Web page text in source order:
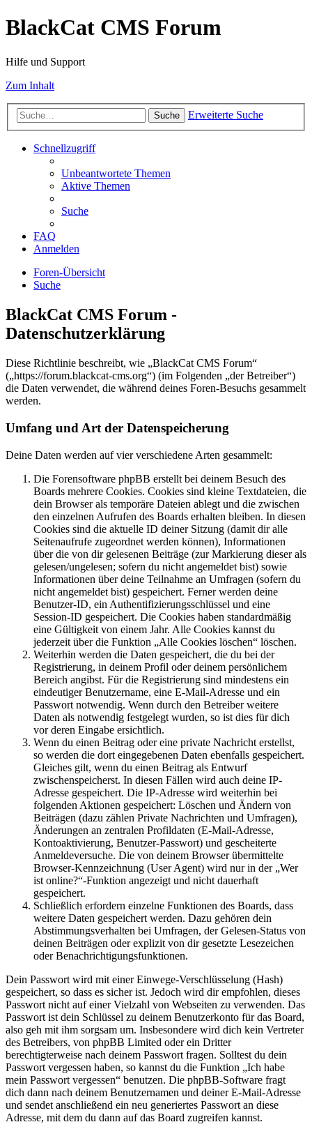
BlackCat CMS Forum
Hilfe und Support
Zum Inhalt
Suche Erweiterte Suche
Schnellzugriff
Unbeantwortete Themen
Aktive Themen
Suche
FAQ
Anmelden
Foren-Übersicht
Suche
BlackCat CMS Forum -
Datenschutzerklärung
Diese Richtlinie beschreibt, wie „BlackCat CMS Forum“
(„https://forum.blackcat-cms.org“) (im Folgenden „der Betreiber“)
die Daten verwendet, die während deines Foren-Besuchs gesammelt
werden.
Umfang und Art der Datenspeicherung
Deine Daten werden auf vier verschiedene Arten gesammelt:
Die Forensoftware phpBB erstellt bei deinem Besuch des
Boards mehrere Cookies. Cookies sind kleine Textdateien, die
dein Browser als temporäre Dateien ablegt und die zwischen
den einzelnen Aufrufen des Boards erhalten bleiben. In diesen
Cookies sind die aktuelle ID deiner Sitzung (damit dir alle
Seitenaufrufe zugeordnet werden können), Informationen
über die von dir gelesenen Beiträge (zur Markierung dieser als
gelesen/ungelesen; sofern du nicht angemeldet bist) sowie
Informationen über deine Teilnahme an Umfragen (sofern du
nicht angemeldet bist) gespeichert. Ferner werden deine
Benutzer-ID, ein Authentifizierungsschlüssel und eine
Session-ID gespeichert. Die Cookies haben standardmäßig
eine Gültigkeit von einem Jahr. Alle Cookies kannst du
jederzeit über die Funktion „Alle Cookies löschen“ löschen.
Weiterhin werden die Daten gespeichert, die du bei der
Registrierung, in deinem Profil oder deinem persönlichem
Bereich angibst. Für die Registrierung sind mindestens ein
eindeutiger Benutzername, eine E-Mail-Adresse und ein
Passwort notwendig. Wenn durch den Betreiber weitere
Daten als notwendig festgelegt wurden, so ist dies für dich
vor deren Eingabe ersichtlich.
Wenn du einen Beitrag oder eine private Nachricht erstellst,
so werden die dort eingegebenen Daten ebenfalls gespeichert.
Gleiches gilt, wenn du einen Beitrag als Entwurf
zwischenspeicherst. In diesen Fällen wird auch deine IP-
Adresse gespeichert. Die IP-Adresse wird weiterhin bei
folgenden Aktionen gespeichert: Löschen und Ändern von
Beiträgen (dazu zählen Private Nachrichten und Umfragen),
Änderungen an zentralen Profildaten (E-Mail-Adresse,
Kontoaktivierung, Benutzer-Passwort) und gescheiterte
Anmeldeversuche. Die von deinem Browser übermittelte
Browser-Kennzeichnung (User Agent) wird nur in der „Wer
ist online?“-Funktion angezeigt und nicht dauerhaft
gespeichert.
Schließlich erfordern einzelne Funktionen des Boards, dass
weitere Daten gespeichert werden. Dazu gehören dein
Abstimmungsverhalten bei Umfragen, der Gelesen-Status von
deinen Beiträgen oder explizit von dir gesetzte Lesezeichen
oder Benachrichtigungsfunktionen.
Dein Passwort wird mit einer Einwege-Verschlüsselung (Hash)
gespeichert, so dass es sicher ist. Jedoch wird dir empfohlen, dieses
Passwort nicht auf einer Vielzahl von Webseiten zu verwenden. Das
Passwort ist dein Schlüssel zu deinem Benutzerkonto für das Board,
also geh mit ihm sorgsam um. Insbesondere wird dich kein Vertreter
des Betreibers, von phpBB Limited oder ein Dritter
berechtigterweise nach deinem Passwort fragen. Solltest du dein
Passwort vergessen haben, so kannst du die Funktion „Ich habe
mein Passwort vergessen“ benutzen. Die phpBB-Software fragt
dich dann nach deinem Benutzernamen und deiner E-Mail-Adresse
und sendet anschließend ein neu generiertes Passwort an diese
Adresse, mit dem du dann auf das Board zugreifen kannst.